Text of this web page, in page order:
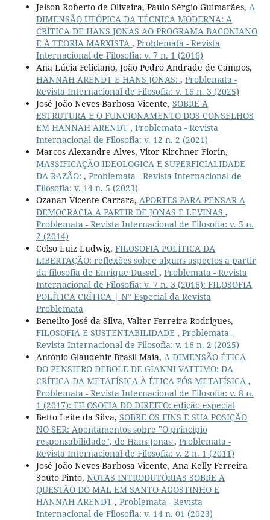
Jelson Roberto de Oliveira, Paulo Sérgio Guimarães, A
DIMENSÃO UTÓPICA DA TÉCNICA MODERNA: A
CRÍTICA DE HANS JONAS AO PROGRAMA BACONIANO
E À TEORIA MARXISTA , Problemata - Revista
Internacional de Filosofia: v. 7 n. 1 (2016)
Ana Lúcia Feliciano, João Pedro Andrade de Campos,
HANNAH ARENDT E HANS JONAS: , Problemata -
Revista Internacional de Filosofia: v. 16 n. 3 (2025)
José João Neves Barbosa Vicente, SOBRE A
ESTRUTURA E O FUNCIONAMENTO DOS CONSELHOS
EM HANNAH ARENDT , Problemata - Revista
Internacional de Filosofia: v. 12 n. 2 (2021)
Marcos Alexandre Alves, Vitor Kirchner Fiorin,
MASSIFICAÇÃO IDEOLOGICA E SUPERFICIALIDADE
DA RAZÃO: , Problemata - Revista Internacional de
Filosofia: v. 14 n. 5 (2023)
Ozanan Vicente Carrara, APORTES PARA PENSAR A
DEMOCRACIA A PARTIR DE JONAS E LEVINAS ,
Problemata - Revista Internacional de Filosofia: v. 5 n.
2 (2014)
Celso Luiz Ludwig, FILOSOFIA POLÍTICA DA
LIBERTAÇÃO: reflexões sobre alguns aspectos a partir
da filosofia de Enrique Dussel , Problemata - Revista
Internacional de Filosofia: v. 7 n. 3 (2016): FILOSOFIA
POLÍTICA CRÍTICA | N° Especial da Revista
Problemata
Beneilto José da Silva, Valter Ferreira Rodrigues,
FILOSOFIA E SUSTENTABILIDADE , Problemata -
Revista Internacional de Filosofia: v. 16 n. 2 (2025)
Antônio Glaudenir Brasil Maia, A DIMENSÃO ÉTICA
DO PENSIERO DEBOLE DE GIANNI VATTIMO: DA
CRÍTICA DA METAFÍSICA À ÉTICA PÓS-METAFÍSICA ,
Problemata - Revista Internacional de Filosofia: v. 8 n.
1 (2017): FILOSOFIA DO DIREITO: edição especial
Betto Leite da Silva, SOBRE OS FINS E SUA POSIÇÃO
NO SER: Apontamentos sobre "O principio
responsabilidade", de Hans Jonas , Problemata -
Revista Internacional de Filosofia: v. 2 n. 1 (2011)
José João Neves Barbosa Vicente, Ana Kelly Ferreira
Souto Pinto, NOTAS INTRODUTÓRIAS SOBRE A
QUESTÃO DO MAL EM SANTO AGOSTINHO E
HANNAH ARENDT , Problemata - Revista
Internacional de Filosofia: v. 14 n. 01 (2023)